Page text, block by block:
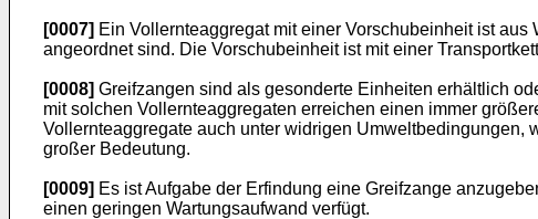
[0007] Ein Vollernteaggregat mit einer Vorschubeinheit ist aus
angeordnet sind. Die Vorschubeinheit ist mit einer
[0008] Greifzangen sind als gesonderte Einheiten erhältlich
mit solchen Vollernteaggregaten erreichen einen immer
Vollernteaggregate auch unter widrigen Umweltbedingungen,
großer Bedeutung.
[0009] Es ist Aufgabe der Erfindung eine Greifzange
einen geringen Wartungsaufwand verfügt.